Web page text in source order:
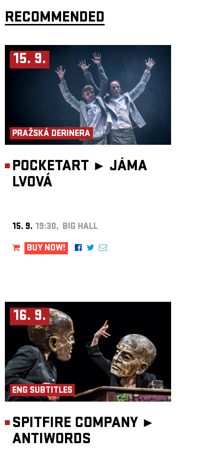
RECOMMENDED
15. 9.
PRAŽSKÁ DERINERA
POCKETART ► JÁMA
LVOVÁ
15. 9. 19:30, BIG HALL
BUY NOW!
16. 9.
ENG SUBTITLES
SPITFIRE COMPANY ►
ANTIWORDS